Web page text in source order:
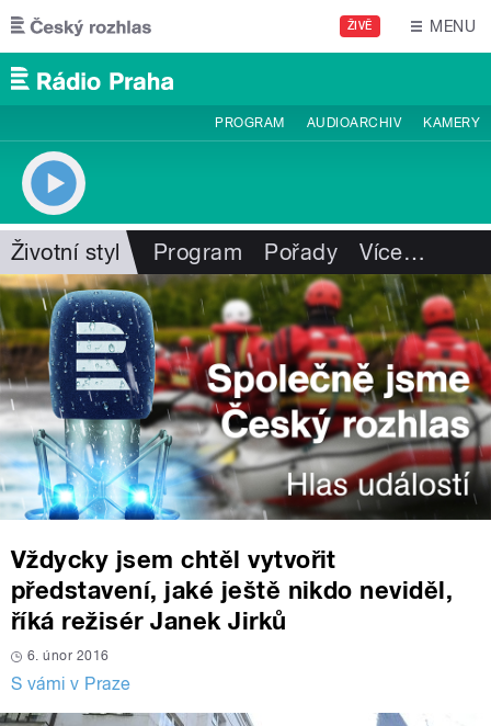
Přejít k hlavnímu obsahu
ŽIVĚ MENU
PROGRAM AUDIOARCHIV KAMERY
Životní styl Program Pořady Více…
Vždycky jsem chtěl vytvořit
představení, jaké ještě nikdo neviděl,
říká režisér Janek Jirků
6. únor 2016
S vámi v Praze